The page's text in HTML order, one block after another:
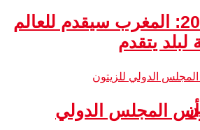
مونديال 2030: المغرب سيقدم للعالم
يتقدم
المجلس الدولي